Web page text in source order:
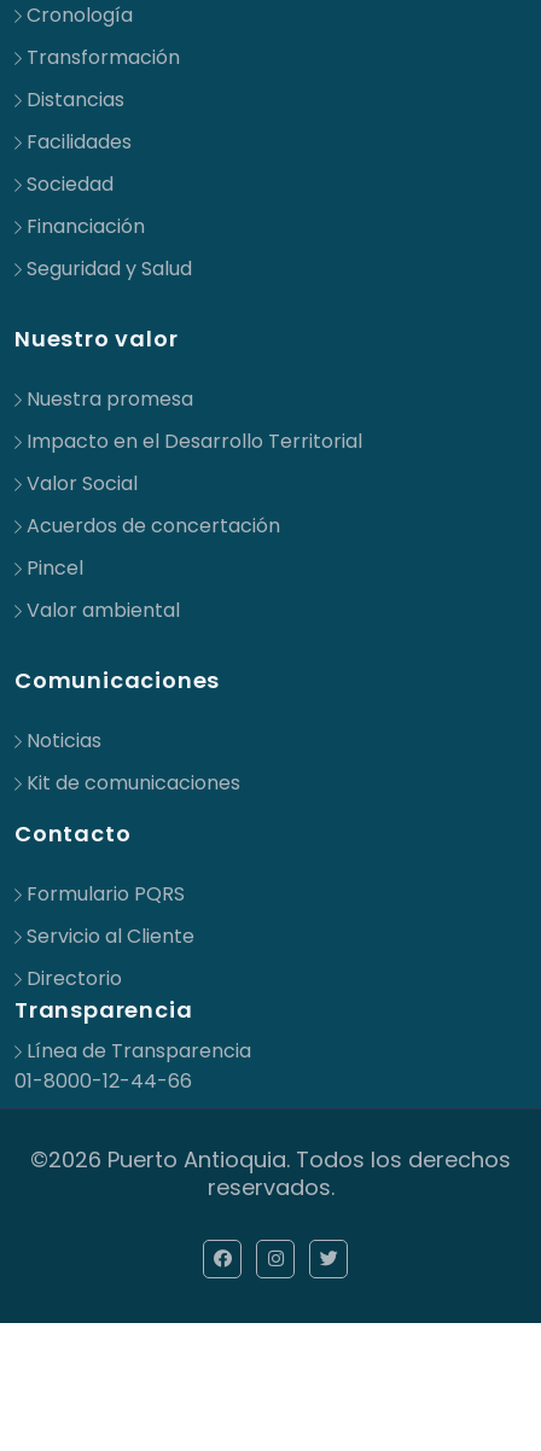
Cronología
Transformación
Distancias
Facilidades
Sociedad
Financiación
Seguridad y Salud
Nuestro valor
Nuestra promesa
Impacto en el Desarrollo Territorial
Valor Social
Acuerdos de concertación
Pincel
Valor ambiental
Comunicaciones
Noticias
Kit de comunicaciones
Contacto
Formulario PQRS
Servicio al Cliente
Directorio
Transparencia
Línea de Transparencia
01-8000-12-44-66
©2026 Puerto Antioquia. Todos los derechos
reservados.